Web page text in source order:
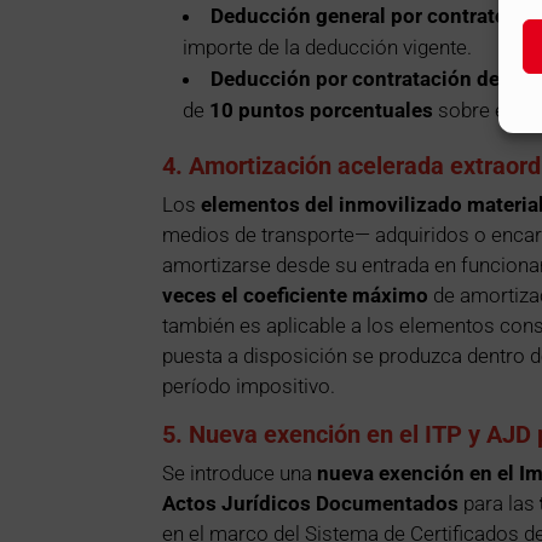
Deducción general por contrato
importe de la deducción vigente.
Deducción por contratación de
de 10 puntos porcentuales sobre el
4. Amortización acelerada
Loselementos del inmovilizado
medios de transporte— adquiridos o
amortizarse desde su entrada en
veces el coeficiente máximo de
también es aplicable a los elementos
puesta a disposición se produzca dentro
período impositivo.
5. Nueva exención en el ITP y
Se introduce una nueva exención en el
Actos Jurídicos Documentados para las
en el marco del Sistema de Certificados